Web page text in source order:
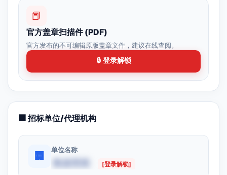
📕
官方盖章扫描件 (PDF)
官方发布的不可编辑原版盖章文件，建议在线查阅。
🔒 登录解锁
🏢 招标单位/代理机构
🏢
单位名称
[登录解锁]